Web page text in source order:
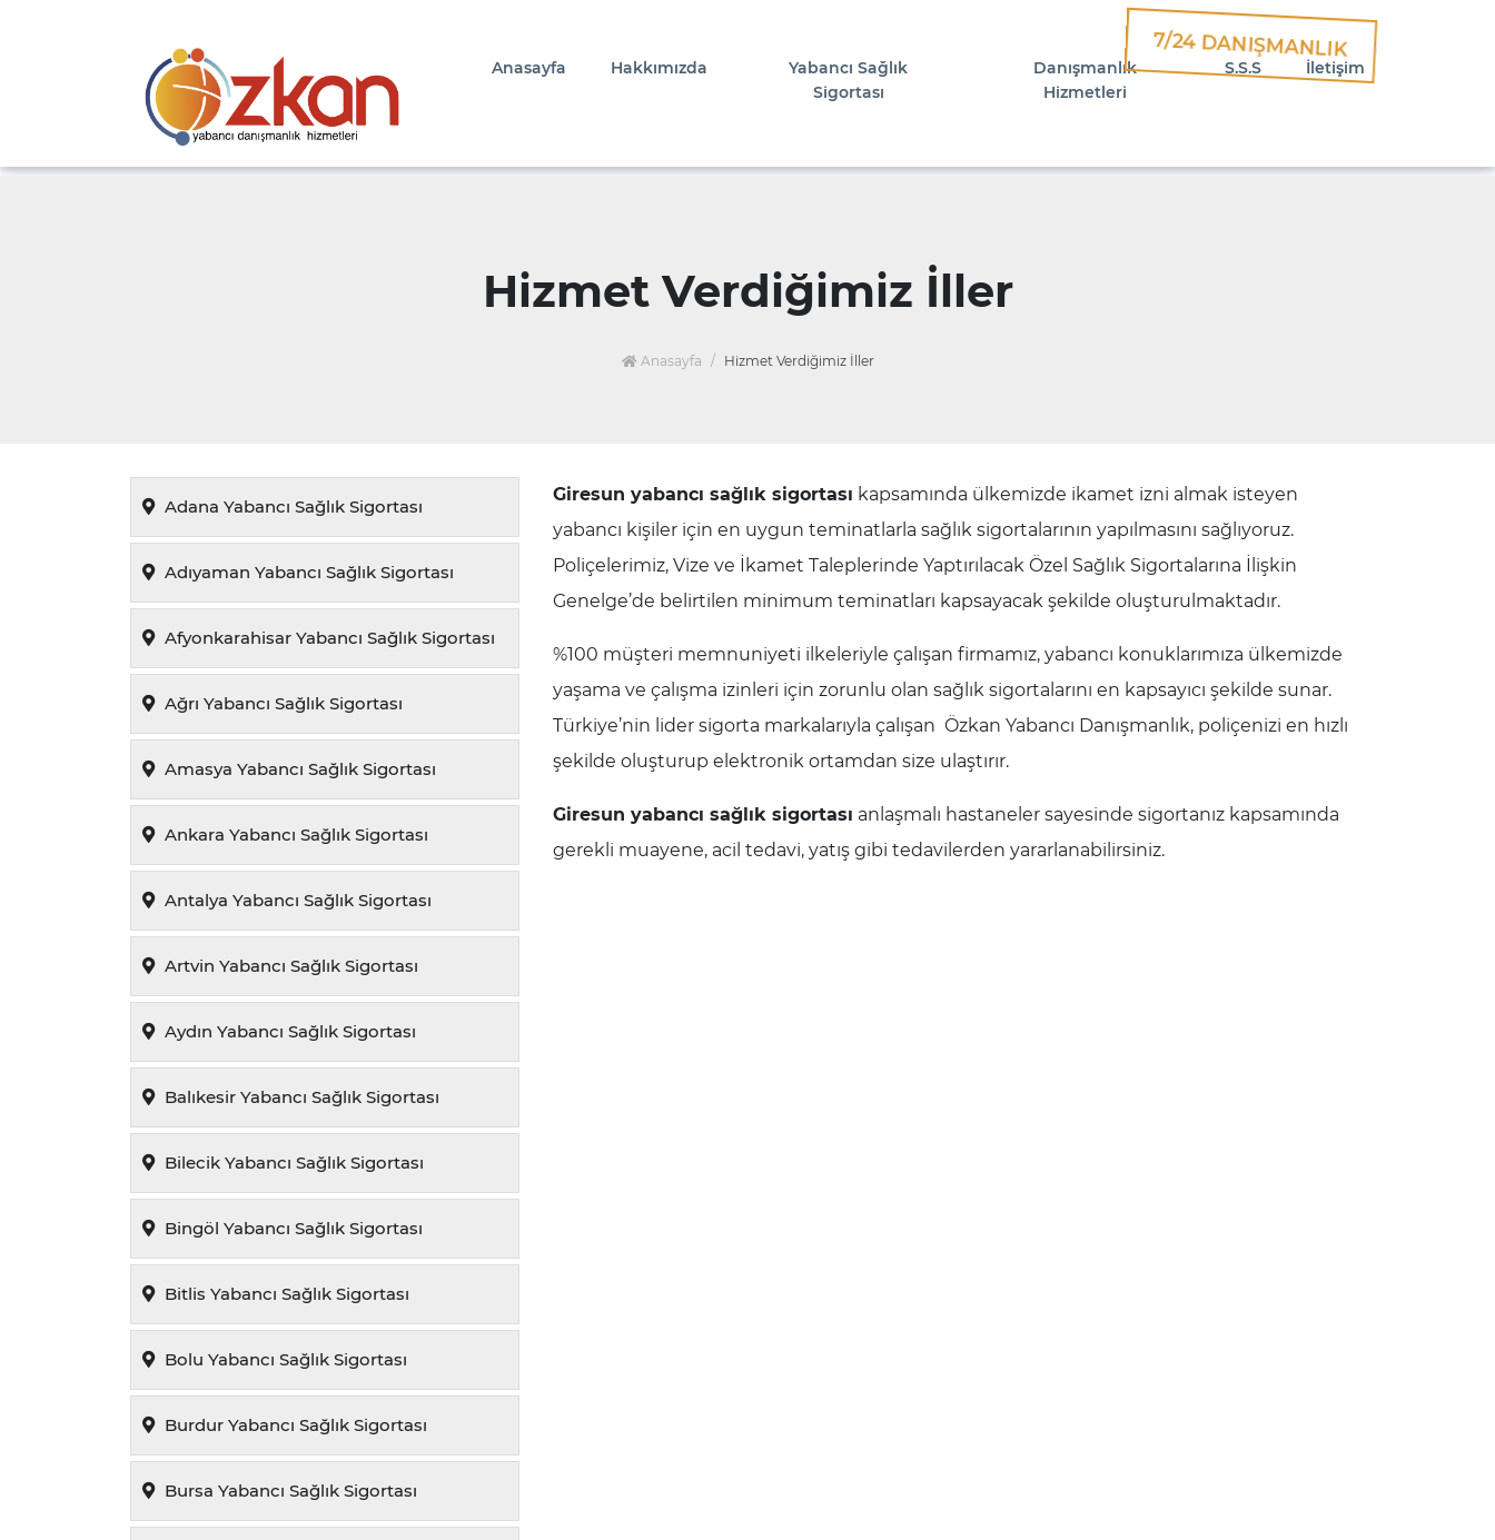
Anasayfa Hakkımızda
Yabancı Sağlık
Sigortası
Danışmanlık
Hizmetleri
S.S.S İletişim
7/24 DANIŞMANLIK
Hizmet Verdiğimiz İller
Anasayfa Hizmet Verdiğimiz İller
Adana Yabancı Sağlık Sigortası
Adıyaman Yabancı Sağlık Sigortası
Afyonkarahisar Yabancı Sağlık Sigortası
Ağrı Yabancı Sağlık Sigortası
Amasya Yabancı Sağlık Sigortası
Ankara Yabancı Sağlık Sigortası
Antalya Yabancı Sağlık Sigortası
Artvin Yabancı Sağlık Sigortası
Aydın Yabancı Sağlık Sigortası
Balıkesir Yabancı Sağlık Sigortası
Bilecik Yabancı Sağlık Sigortası
Bingöl Yabancı Sağlık Sigortası
Bitlis Yabancı Sağlık Sigortası
Bolu Yabancı Sağlık Sigortası
Burdur Yabancı Sağlık Sigortası
Bursa Yabancı Sağlık Sigortası
Giresun yabancı sağlık sigortası kapsamında ülkemizde ikamet izni almak isteyen
yabancı kişiler için en uygun teminatlarla sağlık sigortalarının yapılmasını sağlıyoruz.
Poliçelerimiz, Vize ve İkamet Taleplerinde Yaptırılacak Özel Sağlık Sigortalarına İlişkin
Genelge’de belirtilen minimum teminatları kapsayacak şekilde oluşturulmaktadır.
%100 müşteri memnuniyeti ilkeleriyle çalışan firmamız, yabancı konuklarımıza ülkemizde
yaşama ve çalışma izinleri için zorunlu olan sağlık sigortalarını en kapsayıcı şekilde sunar.
Türkiye’nin lider sigorta markalarıyla çalışan Özkan Yabancı Danışmanlık, poliçenizi en hızlı
şekilde oluşturup elektronik ortamdan size ulaştırır.
Giresun yabancı sağlık sigortası anlaşmalı hastaneler sayesinde sigortanız kapsamında
gerekli muayene, acil tedavi, yatış gibi tedavilerden yararlanabilirsiniz.